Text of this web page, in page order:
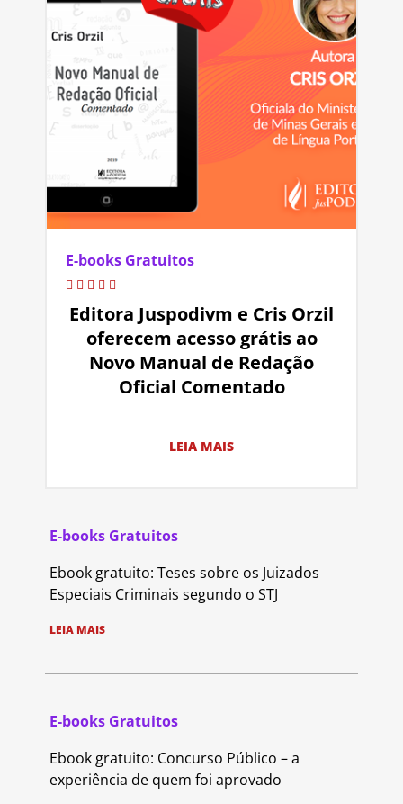
E-books Gratuitos
Editora Juspodivm e Cris Orzil
oferecem acesso grátis ao
Novo Manual de Redação
Oficial Comentado
LEIA MAIS
E-books Gratuitos
Ebook gratuito: Teses sobre os Juizados
Especiais Criminais segundo o STJ
LEIA MAIS
E-books Gratuitos
Ebook gratuito: Concurso Público – a
experiência de quem foi aprovado